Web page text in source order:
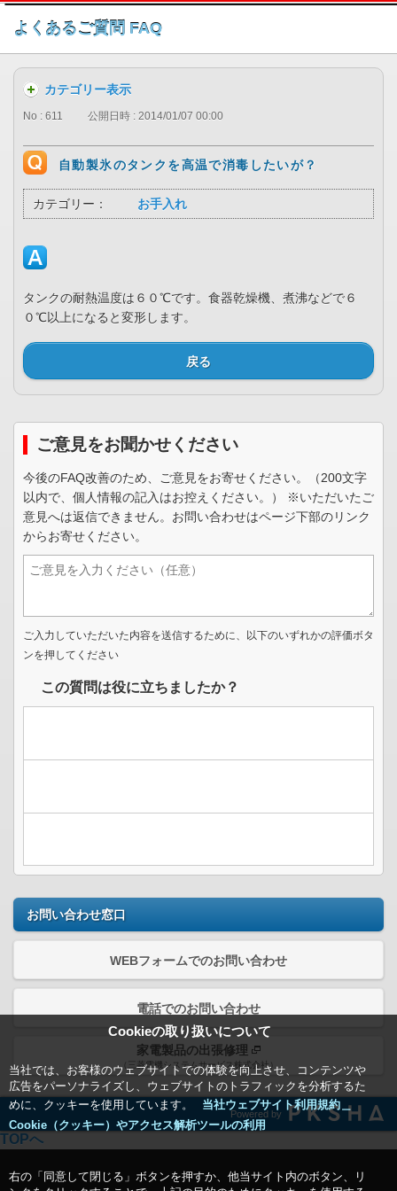
このページの本文へ
よくあるご質問 FAQ
Cookieの取り扱いについて
当社では、お客様のウェブサイトでの体験を向上させ、コンテンツや
広告をパーソナライズし、ウェブサイトのトラフィックを分析するた
めに、クッキーを使用しています。
当社ウェブサイト利用規約＿
Cookie（クッキー）やアクセス解析ツールの利用
右の「同意して閉じる」ボタンを押すか、他当サイト内のボタン、リ
カテゴリー表示
No : 611 公開日時 : 2014/01/07 00:00
自動製氷のタンクを高温で消毒したいが？
カテゴリー： お手入れ
タンクの耐熱温度は６０℃です。食器乾燥機、煮沸などで６
０℃以上になると変形します。
戻る
ご意見をお聞かせください
今後のFAQ改善のため、ご意見をお寄せください。（200文字
以内で、個人情報の記入はお控えください。） ※いただいたご
意見へは返信できません。お問い合わせはページ下部のリンク
からお寄せください。
ご入力していただいた内容を送信するために、以下のいずれかの評価ボタ
ンを押してください
この質問は役に立ちましたか？
お問い合わせ窓口
WEBフォームでのお問い合わせ
電話でのお問い合わせ
家電製品の出張修理
（三菱電機システムサービス株式会社）
Powered by
TOPへ